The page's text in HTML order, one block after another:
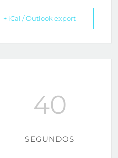
+ iCal / Outlook export
40
SEGUNDOS